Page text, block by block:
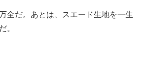
全だ。あとは、スエード生地を一生
。